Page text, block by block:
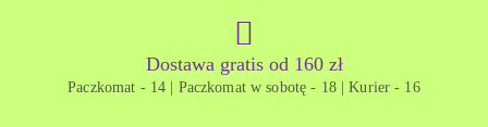
Dostawa gratis od 160 zł
Paczkomat - 14 | Paczkomat w sobotę - 18 | Kurier - 16